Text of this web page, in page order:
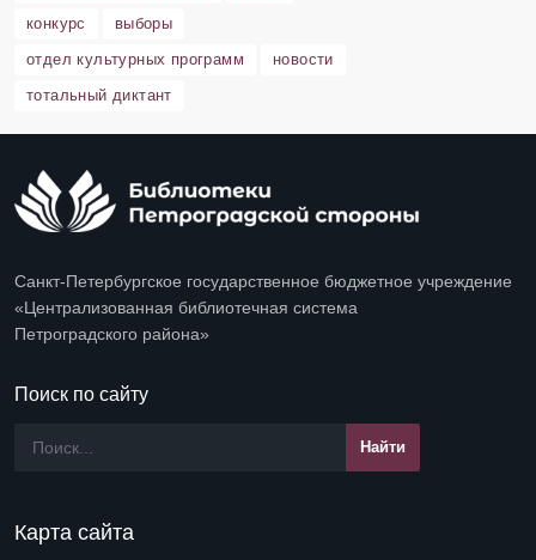
конкурс
выборы
отдел культурных программ
новости
тотальный диктант
Санкт-Петербургское государственное бюджетное учреждение
«Централизованная библиотечная система
Петроградского района»
Поиск по сайту
Карта сайта